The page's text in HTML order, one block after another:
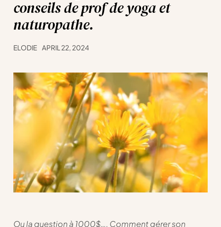
conseils de prof de yoga et
naturopathe.
ELODIE APRIL 22, 2024
Ou la question à 1000$…. Comment gérer son